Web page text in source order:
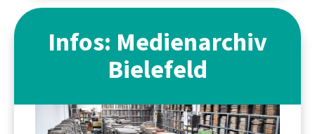
Infos: Medienarchiv
Bielefeld